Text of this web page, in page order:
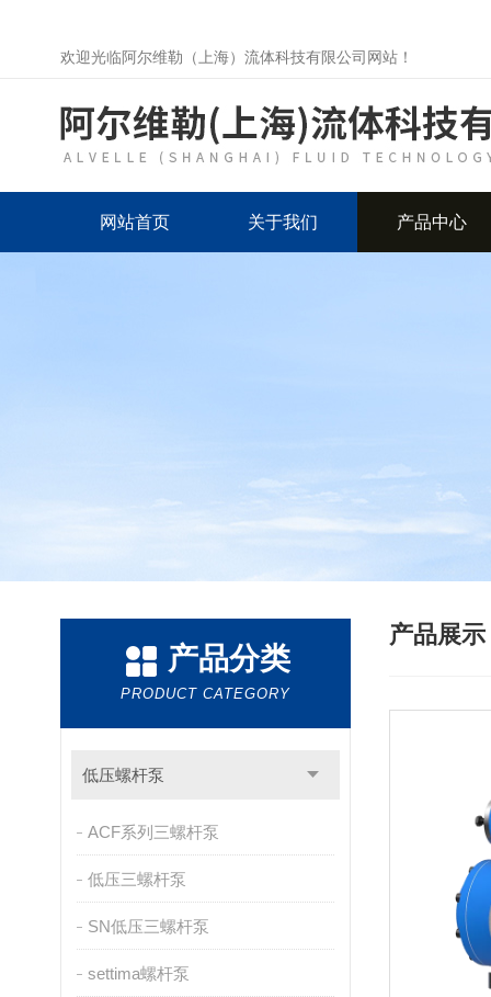
欢迎光临阿尔维勒（上海）流体科技有限公司网站！
网站首页 关于我们 产品中心
产品分类
PRODUCT CATEGORY
低压螺杆泵
ACF系列三螺杆泵
低压三螺杆泵
SN低压三螺杆泵
settima螺杆泵
产品展示